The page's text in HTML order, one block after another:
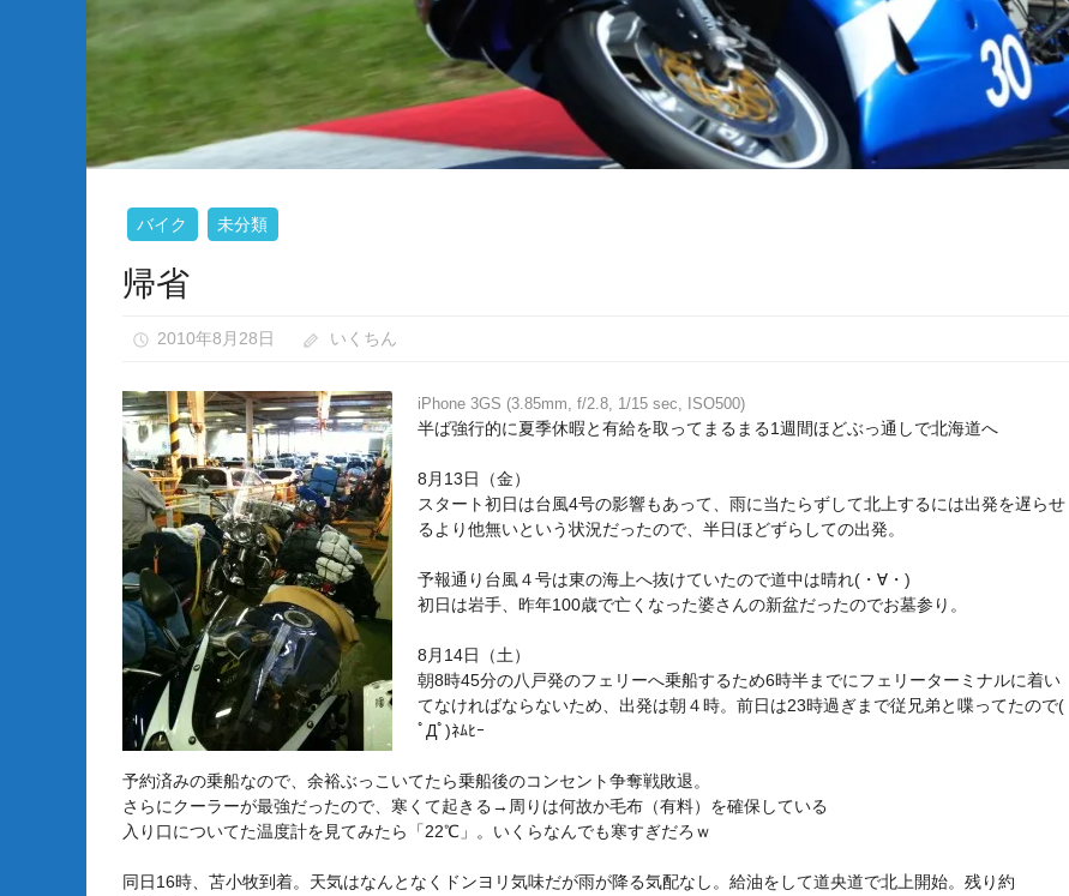
な
い）
バイク 未分類
帰省
2010年8月28日 いくちん
iPhone 3GS (3.85mm, f/2.8, 1/15 sec, ISO500)
半ば強行的に夏季休暇と有給を取ってまるまる1週間ほどぶっ通しで北海道へ
8月13日（金）
スタート初日は台風4号の影響もあって、雨に当たらずして北上するには出発を遅らせ
るより他無いという状況だったので、半日ほどずらしての出発。
予報通り台風４号は東の海上へ抜けていたので道中は晴れ(・∀・)
初日は岩手、昨年100歳で亡くなった婆さんの新盆だったのでお墓参り。
8月14日（土）
朝8時45分の八戸発のフェリーへ乗船するため6時半までにフェリーターミナルに着い
てなければならないため、出発は朝４時。前日は23時過ぎまで従兄弟と喋ってたので(
ﾟДﾟ)ﾈﾑﾋｰ
予約済みの乗船なので、余裕ぶっこいてたら乗船後のコンセント争奪戦敗退。
さらにクーラーが最強だったので、寒くて起きる→周りは何故か毛布（有料）を確保している
入り口についてた温度計を見てみたら「22℃」。いくらなんでも寒すぎだろｗ
同日16時、苫小牧到着。天気はなんとなくドンヨリ気味だが雨が降る気配なし。給油をして道央道で北上開始。残り約